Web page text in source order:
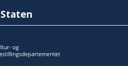
Staten